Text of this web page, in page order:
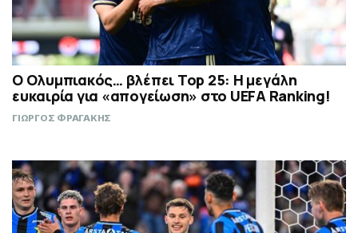
Ο Ολυμπιακός… βλέπει Top 25: Η μεγάλη
ευκαιρία για «απογείωση» στο UEFA Ranking!
ΓΙΩΡΓΟΣ ΦΡΑΓΑΚΗΣ